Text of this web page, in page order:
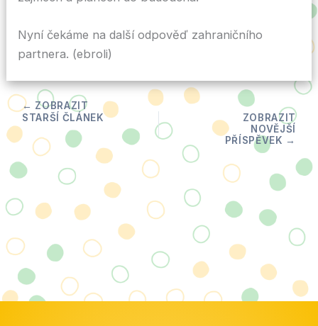
Nyní čekáme na další odpověď zahraničního
partnera. (ebroli)